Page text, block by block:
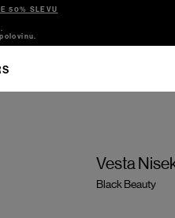
50% SLEVU
Vesta
Black Beauty